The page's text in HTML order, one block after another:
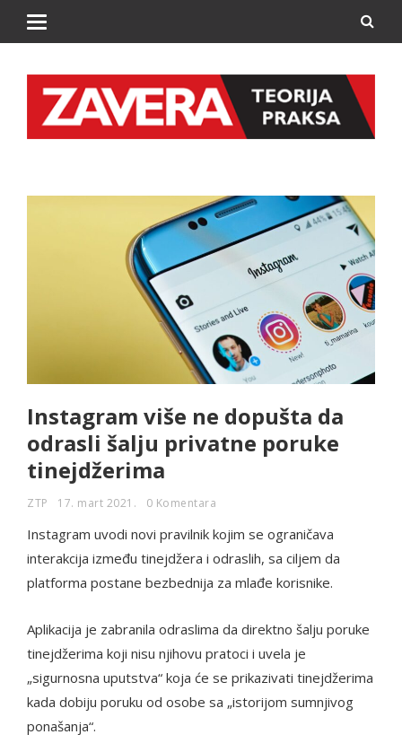
Instagram više ne dopušta da
odrasli šalju privatne poruke
tinejdžerima
ZTP 17. mart 2021. 0 Komentara
Instagram uvodi novi pravilnik kojim se ograničava
interakcija između tinejdžera i odraslih, sa ciljem da
platforma postane bezbednija za mlađe korisnike.
Aplikacija je zabranila odraslima da direktno šalju poruke
tinejdžerima koji nisu njihovu pratoci i uvela je
„sigurnosna uputstva“ koja će se prikazivati tinejdžerima
kada dobiju poruku od osobe sa „istorijom sumnjivog
ponašanja“.